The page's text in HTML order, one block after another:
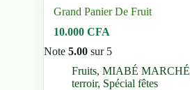
Grand Panier De Fruit
10.000CFA
Note5.00 sur 5
Fruits,MIABÉ MARCHÉ
terroir, Spécial fêtes